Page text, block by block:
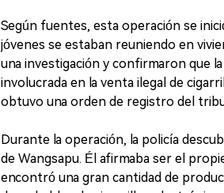
Según fuentes, esta operación se
jóvenes se estaban reuniendo en
una investigación y confirmaron que
involucrada en la venta ilegal de
obtuvo una orden de registro del
Durante la operación, la policía
de Wangsapu. Él afirmaba ser el
encontró una gran cantidad de